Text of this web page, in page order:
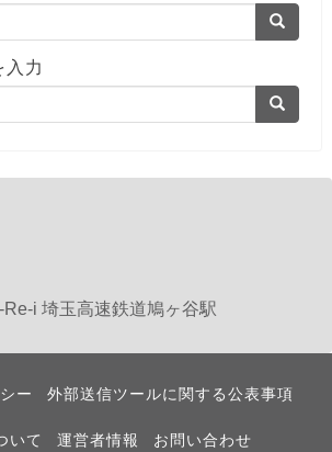
入力
i 埼玉高速鉄道鳩ヶ谷駅
ー 外部送信ツールに関する公表事項
いて 運営者情報 お問い合わせ